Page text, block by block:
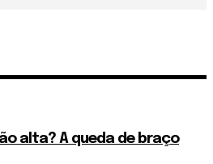
alta? A queda de braço